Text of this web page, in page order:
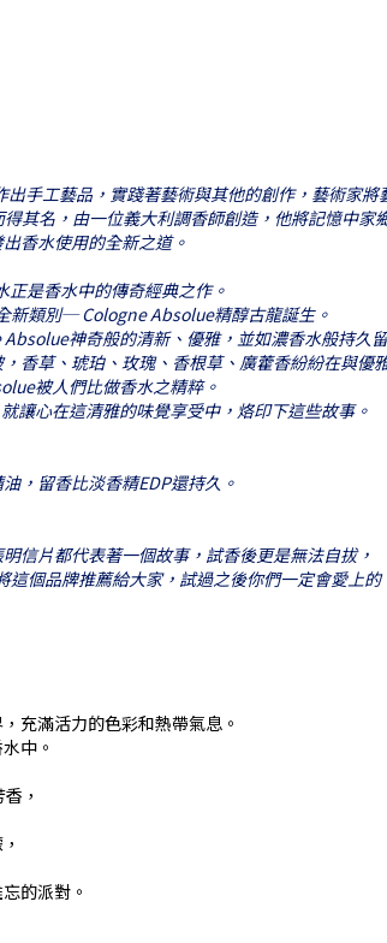
手工藝品，實踐著藝術與其他的創作，藝術家將
其名，由一位義大利調香師創造，他將記憶中家
香水使用的全新之道。
是香水中的傳奇經典之作。
新類別─ Cologne Absolue精醇古龍誕生。
神奇般的清新、優雅，並如濃香水般持久
香草、琥珀、玫瑰、香根草、廣藿香紛紛在與優
被人們比做香水之精粹。
讓心在這清雅的味覺享受中，烙印下這些故事。
，留香比淡香精EDP還持久。
信片都代表著一個故事，試香後更是無法自拔，
個品牌推薦給大家，試過之後你們一定會愛上的
充滿活力的色彩和熱帶氣息。
中。
，
的派對。